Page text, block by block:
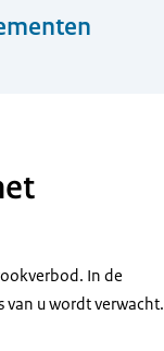
In de
van u wordt verwacht.